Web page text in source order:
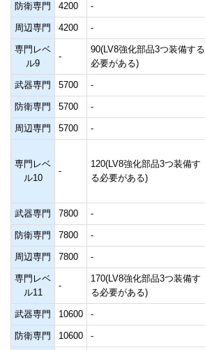
防衛専門 4200 -
周辺専門 4200 -
専門レベ
ル9
-
90(LV8強化部品3つ装備する
必要がある)
武器専門 5700 -
防衛専門 5700 -
周辺専門 5700 -
専門レベ
ル10
-
120(LV8強化部品3つ装備す
る必要がある)
武器専門 7800 -
防衛専門 7800 -
周辺専門 7800 -
専門レベ
ル11
-
170(LV8強化部品3つ装備す
る必要がある)
武器専門 10600 -
防衛専門 10600 -